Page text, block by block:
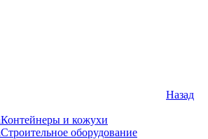
Назад
Контейнеры и кожухи
Строительное оборудование